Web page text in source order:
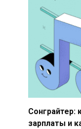
Сонграйтер:
зарплаты и